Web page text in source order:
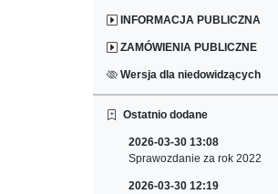
INFORMACJA PUBLICZNA
ZAMÓWIENIA PUBLICZNE
Wersja dla niedowidzących
Ostatnio dodane
2026-03-30 13:08
Sprawozdanie za rok 2022
2026-03-30 12:19